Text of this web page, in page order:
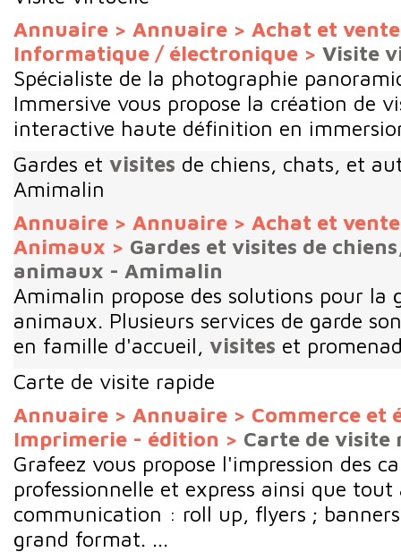
Annuaire > Annuaire > Achat et
Informatique / électronique > Visite
Spécialiste de la photographie
Immersive vous propose la création de
interactive haute définition en
Gardes et visites de chiens, chats, et
Amimalin
Annuaire > Annuaire > Achat et
Animaux > Gardes et visites de
animaux - Amimalin
Amimalin propose des solutions pour la
animaux. Plusieurs services de garde
en famille d'accueil, visites et
Carte de visite rapide
Annuaire > Annuaire > Commerce et
Imprimerie - édition > Carte de visite
Grafeez vous propose l'impression des
professionnelle et express ainsi que
communication : roll up, flyers ;
grand format. ...